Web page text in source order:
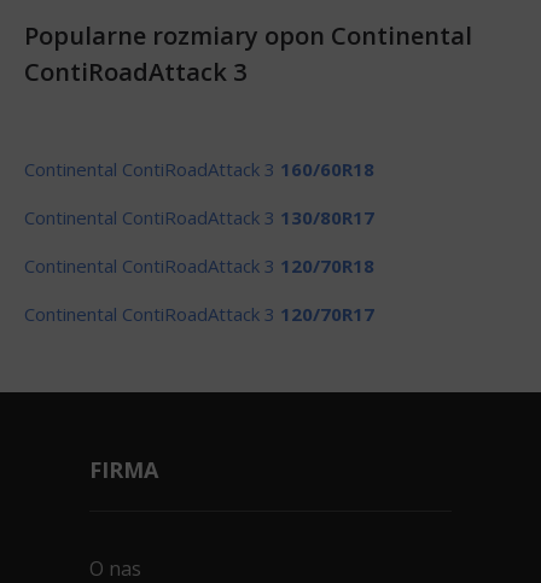
Popularne rozmiary opon Continental
ContiRoadAttack 3
Continental ContiRoadAttack 3 160/60R18
Continental ContiRoadAttack 3 130/80R17
Continental ContiRoadAttack 3 120/70R18
Continental ContiRoadAttack 3 120/70R17
FIRMA
O nas